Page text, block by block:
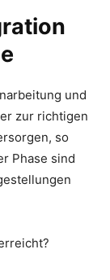
und
zur richtigen
so
Phase sind